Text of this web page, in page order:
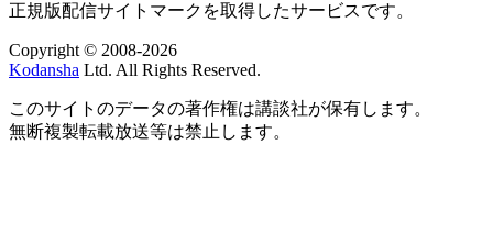
正規版配信サイトマークを取得したサービスです。
Copyright © 2008-2026
Kodansha Ltd. All Rights Reserved.
このサイトのデータの著作権は講談社が保有します。
無断複製転載放送等は禁止します。